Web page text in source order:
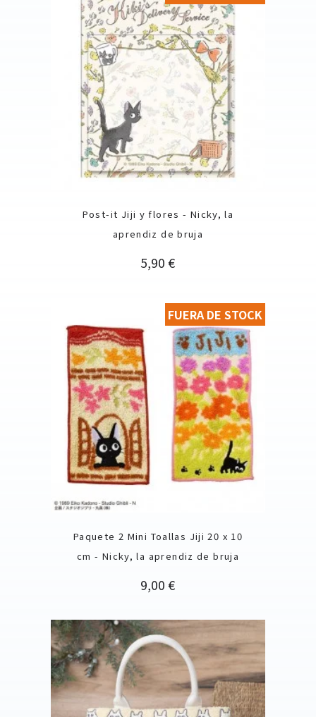
Post-it Jiji y flores - Nicky, la
aprendiz de bruja
Precio
5,90 €
Paquete 2 Mini Toallas Jiji 20 x 10
cm - Nicky, la aprendiz de bruja
Precio
9,00 €
FUERA DE STOCK